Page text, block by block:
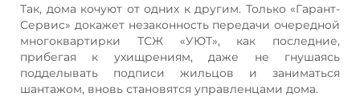
Так, дома кочуют от одних к другим. Только «Гарант-
Сервис» докажет незаконность передачи очередной
многоквартирки ТСЖ «УЮТ», как последние,
прибегая к ухищрениям, даже не гнушаясь
подделывать подписи жильцов и заниматься
шантажом, вновь становятся управленцами дома.